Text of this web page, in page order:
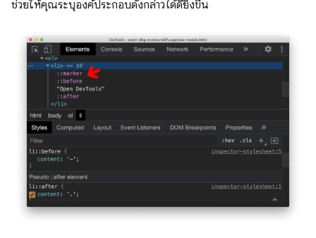
ช่วยให้คุณระบุองค์ประกอบดังกล่าวได้ดียิ่งขึ้น